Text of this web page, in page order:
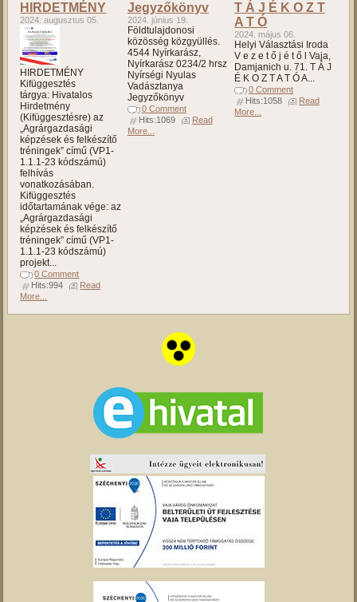
HIRDETMÉNY
2024. augusztus 05.
HIRDETMÉNY
Kifüggesztés
tárgya: Hivatalos
Hirdetmény
(Kifüggesztésre) az
„Agrárgazdasági
képzések és felkészítő
tréningek” című (VP1-
1.1.1-23 kódszámú)
felhívás
vonatkozásában.
Kifüggesztés
időtartamának vége: az
„Agrárgazdasági
képzések és felkészítő
tréningek” című (VP1-
1.1.1-23 kódszámú)
projekt...
0 Comment
Hits:994
Read
More...
Jegyzőkönyv
2024. június 19.
Földtulajdonosi
közösség közgyüllés.
4544 Nyírkarász,
Nyírkarász 0234/2 hrsz
Nyírségi Nyulas
Vadásztanya
Jegyzőkönyv
0 Comment
Hits:1069
Read
More...
T Á J É K O Z T
A T Ó
2024. május 06.
Helyi Választási Iroda
V e z e t ő j é t ő l Vaja,
Damjanich u. 71. T Á J
É K O Z T A T Ó A...
0 Comment
Hits:1058
Read
More...